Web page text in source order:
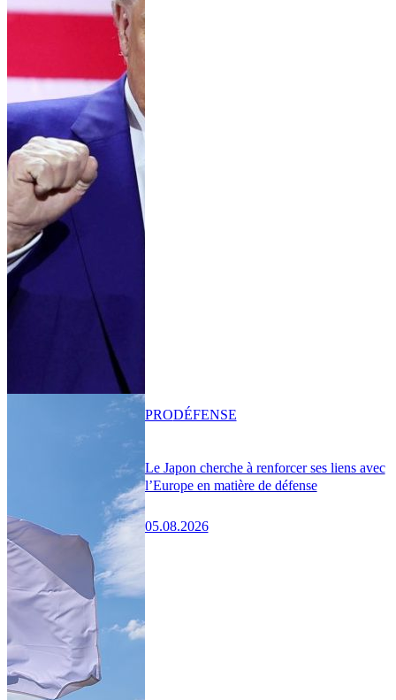
Le Japon cherche à renforcer ses liens avec
l’Europe en matière de défense
05.08.2026
PRODÉFENSE